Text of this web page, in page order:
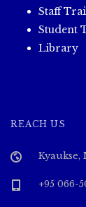
Staff
Student
Library
REACH US
Kyaukse,
+95 066-